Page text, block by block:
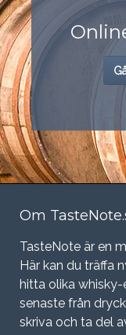
Om
TasteNote är en
Här kan du träffa
hitta olika
senaste från
skriva och ta del